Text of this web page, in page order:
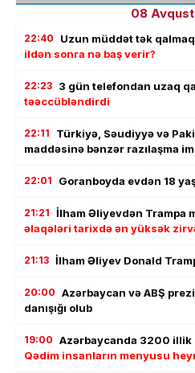
08
22:40 Uzun müddət tək
ildən sonra nə baş verir?
22:23 3 gün telefondan uzaq
təəccübləndirdi
22:11
Türkiyə, Səudiyyə və
maddəsinə bənzər razılaşma
22:01 Goranboyda evdən 18
21:21 İlham Əliyevdən Trampa
əlaqələri tarixdə ən yüksək
21:13 İlham Əliyev Donald
20:00 Azərbaycan və ABŞ
danışığı olub
19:00 Azərbaycanda 3200 illik
Qədim insanların menyusu